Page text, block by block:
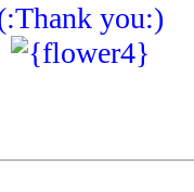
you:)